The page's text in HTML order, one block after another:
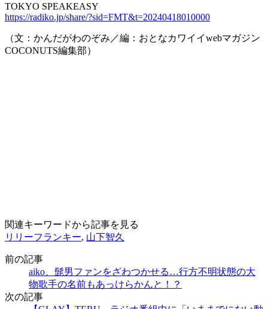
TOKYO SPEAKEASY
https://radiko.jp/share/?sid=FMT&t=20240418010000
（文：かんだがわのぞみ／編：おとなカワイイwebマガジン
COCONUTS編集部）
関連キーワードから記事を見る
リリーフランキー, 山下智久
前の記事
aiko、髭男ファンをざわつかせる…行方不明状態の大
物歌手の名前もあっけらかんと！？
次の記事